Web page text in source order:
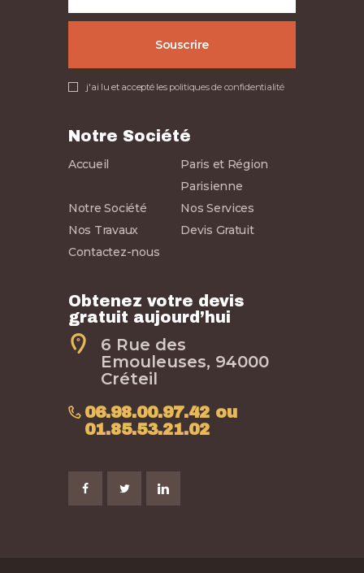
j'ai lu et accepté les politiques de confidentialité
Notre Société
Accueil
Paris et Région
Parisienne
Notre Société
Nos Services
Nos Travaux
Devis Gratuit
Contactez-nous
Obtenez votre devis
gratuit aujourd’hui
6 Rue des
Emouleuses, 94000
Créteil
06.98.00.97.42 ou
01.85.53.21.02